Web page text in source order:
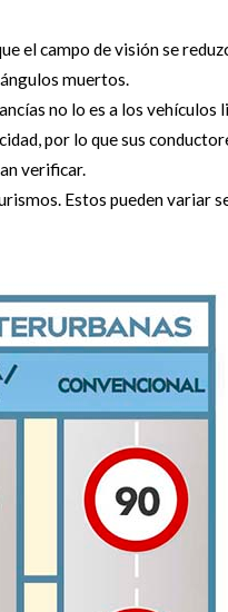
el campo de visión se
muertos.
no lo es a los vehículos
por lo que sus
verificar.
Estos pueden variar